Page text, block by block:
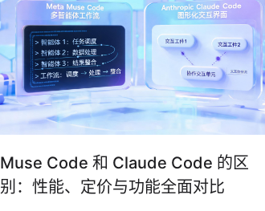
Muse Code 和 Claude Code 的区
别：性能、定价与功能全面对比